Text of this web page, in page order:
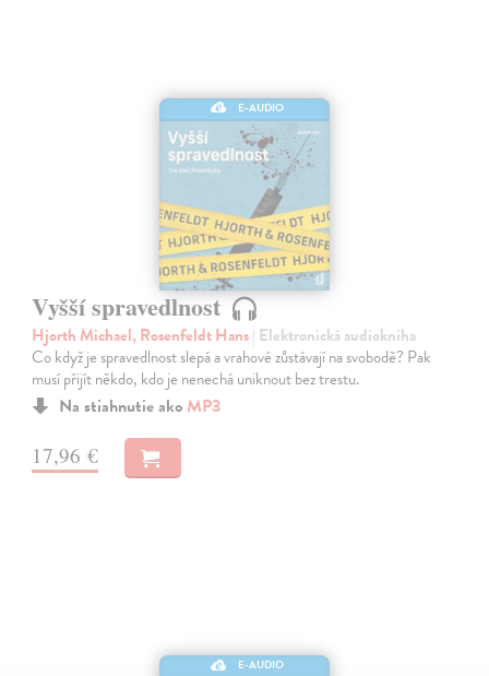
E-AUDIO
Vyšší spravedlnost
Hjorth Michael, Rosenfeldt Hans| Elektronická audiokniha
Co když je spravedlnost slepá a vrahové zůstávají na svobodě? Pak
musí přijít někdo, kdo je nenechá uniknout bez trestu.
Na stiahnutie ako MP3
17,96 €
E-AUDIO